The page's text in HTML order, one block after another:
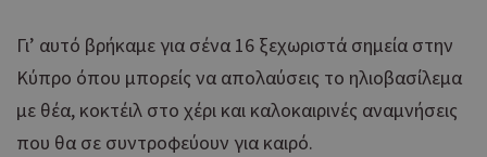
Γι’ αυτό βρήκαμε για σένα 16 ξεχωριστά σημεία στην
Κύπρο όπου μπορείς να απολαύσεις το ηλιοβασίλεμα
με θέα, κοκτέιλ στο χέρι και καλοκαιρινές αναμνήσεις
που θα σε συντροφεύουν για καιρό.